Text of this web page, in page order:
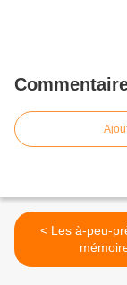
< Les à-peu-près de la